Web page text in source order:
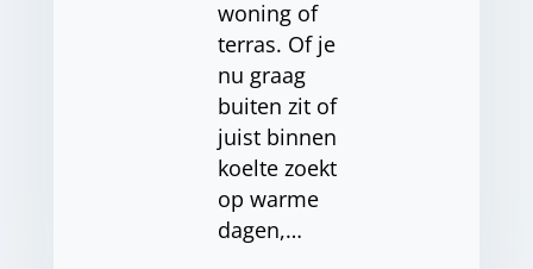
woning of
terras. Of je
nu graag
buiten zit of
juist binnen
koelte zoekt
op warme
dagen,…